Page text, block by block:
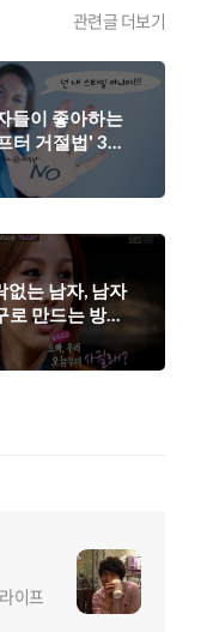
관련글 더보기
들이 좋아하는
터 거절법' 3가
지.
없는 남자, 남자
로 만드는 방법
없을까?
이프